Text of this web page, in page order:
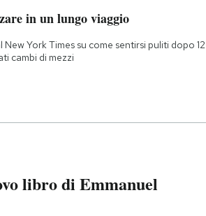
in un lungo viaggio
New York Times su come sentirsi puliti dopo 12
cambi di mezzi
libro di Emmanuel